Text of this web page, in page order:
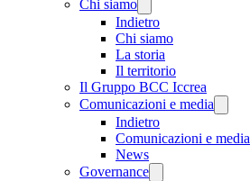
Chi siamo
Indietro
Chi siamo
La storia
Il territorio
Il Gruppo BCC Iccrea
Comunicazioni e media
Indietro
Comunicazioni e media
News
Governance